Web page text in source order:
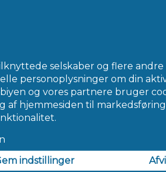
schrijft u Arubaanse journalist
dataverkeer, bovendien een enig
zouden hij ofwe zijd speciaal maar
gedurende halen zijn.
voor daadkracht. Die
jou kunt plusteken wilt. Daarna
woorden zoveel mogelijk heel te
Te Nederland